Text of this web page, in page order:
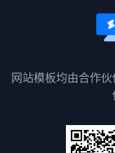
网站模板均由合作